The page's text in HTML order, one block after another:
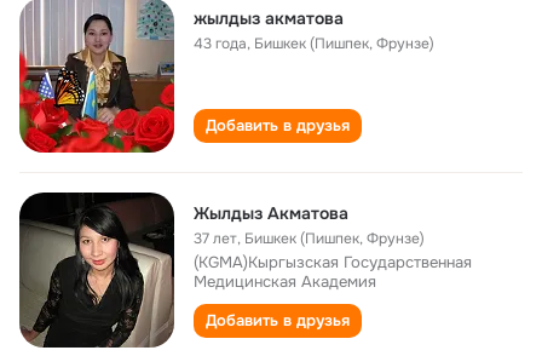
жылдыз акматова
43 года, Бишкек (Пишпек, Фрунзе)
Добавить в друзья
Жылдыз Акматова
37 лет, Бишкек (Пишпек, Фрунзе)
(KGMA)Кыргызская Государственная
Медицинская Академия
Добавить в друзья